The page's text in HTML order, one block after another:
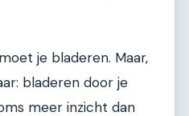
je bladeren. Maar,
bladeren door je
meer inzicht dan